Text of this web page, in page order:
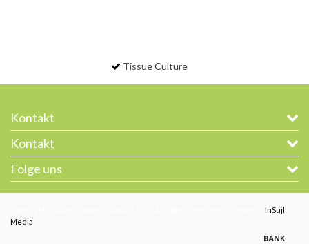
Tissue Culture
Kontakt
Kontakt
Folge uns
InStijl
Media